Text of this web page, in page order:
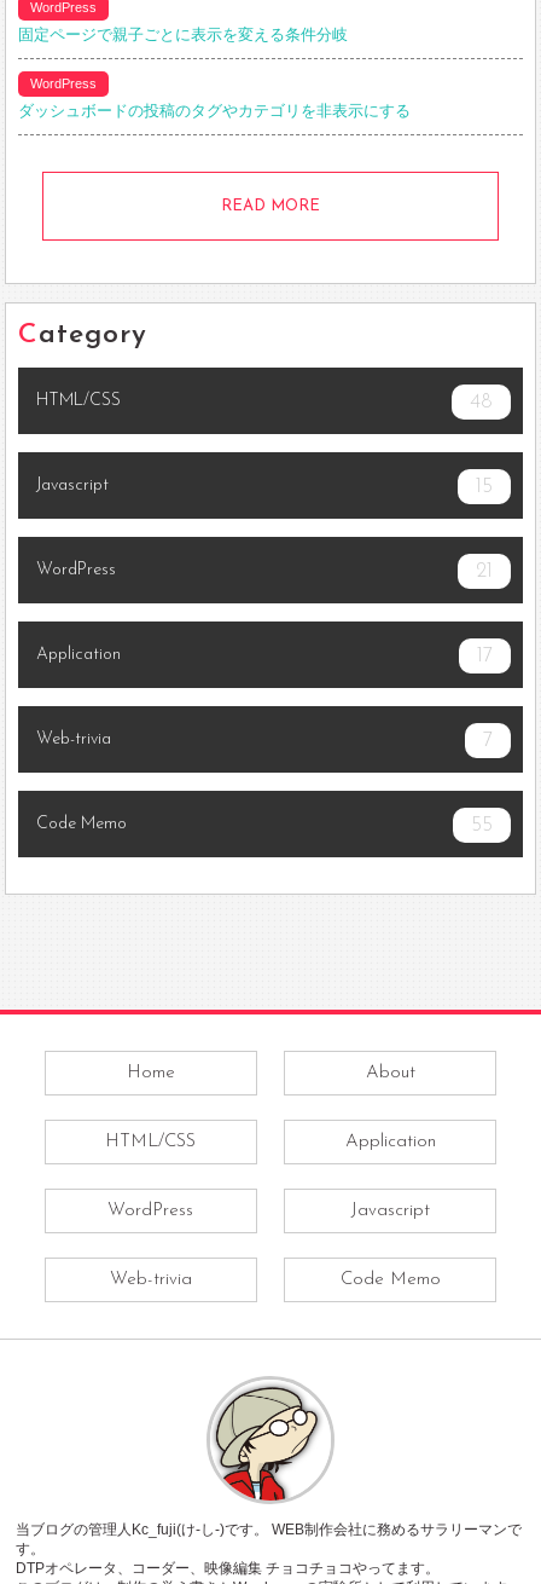
WordPress
固定ページで親子ごとに表示を変える条件分岐
WordPress
ダッシュボードの投稿のタグやカテゴリを非表示にする
READ MORE
Category
HTML/CSS 48
Javascript 15
WordPress 21
Application 17
Web-trivia 7
Code Memo 55
Home About
HTML/CSS Application
WordPress Javascript
Web-trivia Code Memo
当ブログの管理人Kc_fuji(け-し-)です。 WEB制作会社に務めるサラリーマンで
す。
DTPオペレータ、コーダー、映像編集 チョコチョコやってます。